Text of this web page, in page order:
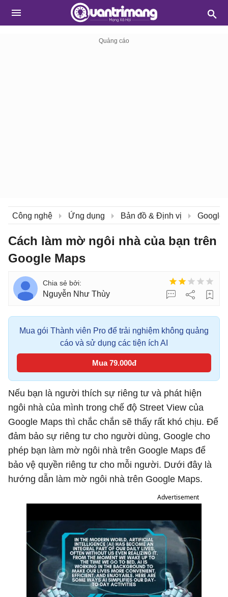
Công nghệ Ứng dụng Bản đồ & Định vị Google
Cách làm mờ ngôi nhà của bạn trên
Google Maps
Nguyễn Như Thùy
Mua gói Thành viên Pro để trải nghiệm không quảng
cáo và sử dụng các tiện ích AI
Mua 79.000đ
Nếu bạn là người thích sự riêng tư và phát hiện
ngôi nhà của mình trong chế độ Street View của
Google Maps thì chắc chắn sẽ thấy rất khó chịu. Để
đảm bảo sự riêng tư cho người dùng, Google cho
phép bạn làm mờ ngôi nhà trên Google Maps để
bảo vệ quyền riêng tư cho mỗi người. Dưới đây là
hướng dẫn làm mờ ngôi nhà trên Google Maps.
Advertisement